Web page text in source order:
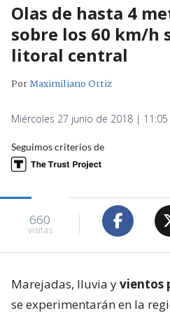
Olas de hasta 4
sobre los 60 km/h
litoral central
PorMaximiliano Ortiz
Miércoles 27 junio de 2018 | 11:05
Seguimos criterios de
660
visitas
Marejadas, lluvia yvientos
se experimentarán en la